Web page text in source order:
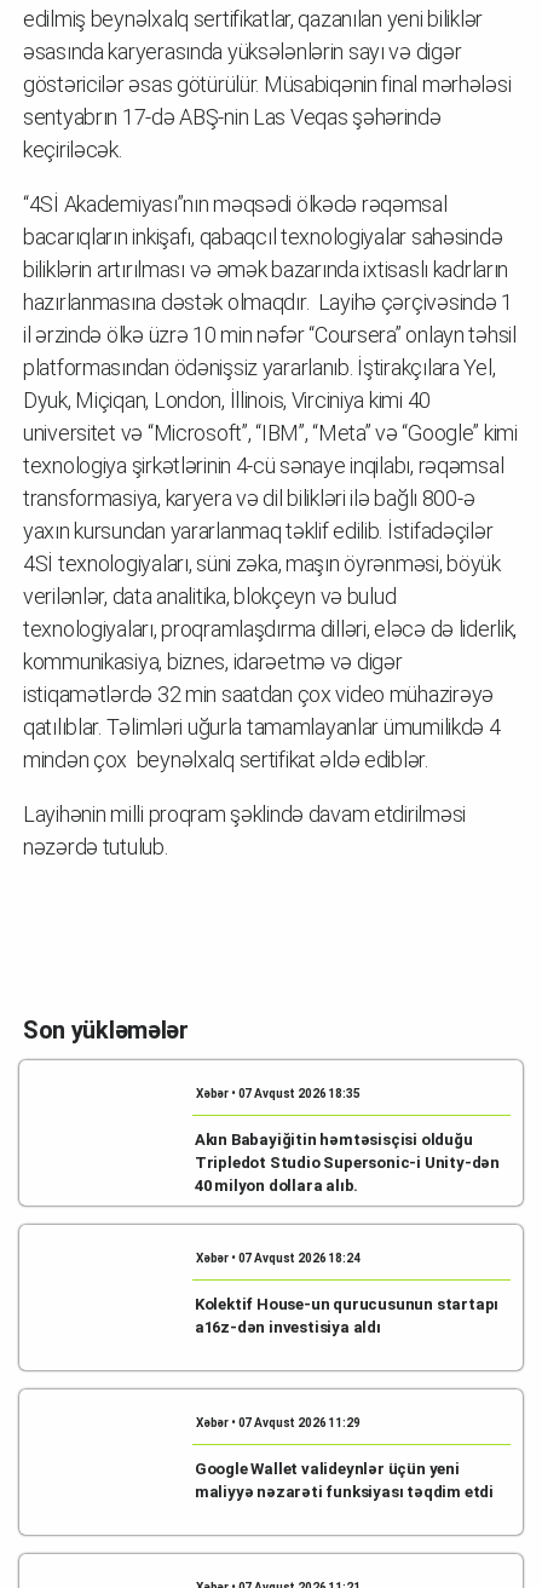
edilmiş beynəlxalq sertifikatlar, qazanılan yeni biliklər
əsasında karyerasında yüksələnlərin sayı və digər
göstəricilər əsas götürülür. Müsabiqənin final mərhələsi
sentyabrın 17-də ABŞ-nin Las Veqas şəhərində
keçiriləcək.
“4Sİ Akademiyası”nın məqsədi ölkədə rəqəmsal
bacarıqların inkişafı, qabaqcıl texnologiyalar sahəsində
biliklərin artırılması və əmək bazarında ixtisaslı kadrların
hazırlanmasına dəstək olmaqdır. Layihə çərçivəsində 1
il ərzində ölkə üzrə 10 min nəfər “Coursera” onlayn təhsil
platformasından ödənişsiz yararlanıb. İştirakçılara Yel,
Dyuk, Miçiqan, London, İllinois, Virciniya kimi 40
universitet və “Microsoft”, “IBM”, “Meta” və “Google” kimi
texnologiya şirkətlərinin 4-cü sənaye inqilabı, rəqəmsal
transformasiya, karyera və dil bilikləri ilə bağlı 800-ə
yaxın kursundan yararlanmaq təklif edilib. İstifadəçilər
4Sİ texnologiyaları, süni zəka, maşın öyrənməsi, böyük
verilənlər, data analitika, blokçeyn və bulud
texnologiyaları, proqramlaşdırma dilləri, eləcə də liderlik,
kommunikasiya, biznes, idarəetmə və digər
istiqamətlərdə 32 min saatdan çox video mühazirəyə
qatılıblar. Təlimləri uğurla tamamlayanlar ümumilikdə 4
mindən çox beynəlxalq sertifikat əldə ediblər.
Layihənin milli proqram şəklində davam etdirilməsi
nəzərdə tutulub.
Son yükləmələr
Xəbər • 07 Avqust 2026 18:35
Akın Babayiğitin həmtəsisçisi olduğu
Tripledot Studio Supersonic-i Unity-dən
40 milyon dollara alıb.
Xəbər • 07 Avqust 2026 18:24
Kolektif House-un qurucusunun startapı
a16z-dən investisiya aldı
Xəbər • 07 Avqust 2026 11:29
Google Wallet valideynlər üçün yeni
maliyyə nəzarəti funksiyası təqdim etdi